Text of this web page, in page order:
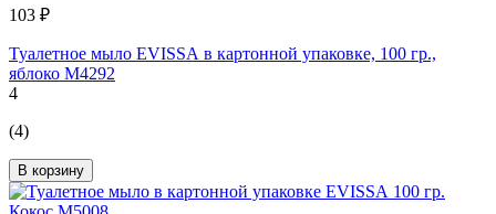
103 ₽
Туалетное мыло EVISSА в картонной упаковке, 100 гр.,
яблоко М4292
4
(4)
В корзину